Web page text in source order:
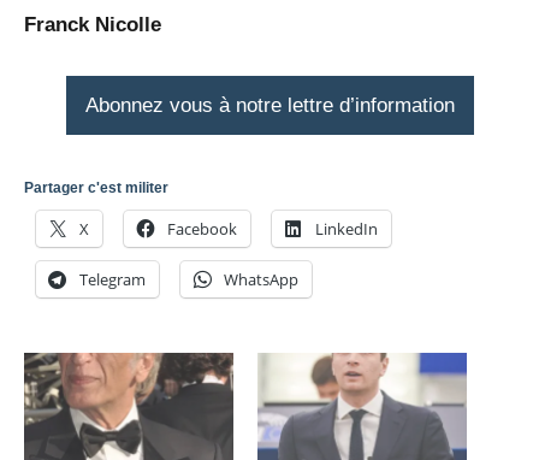
Franck Nicolle
Abonnez vous à notre lettre d’information
Partager c'est militer
X Facebook LinkedIn
Telegram WhatsApp